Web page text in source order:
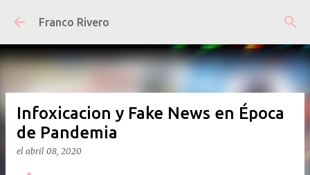
Ir al contenido principal
Franco Rivero
Infoxicacion y Fake News en Época
de Pandemia
el abril 08, 2020